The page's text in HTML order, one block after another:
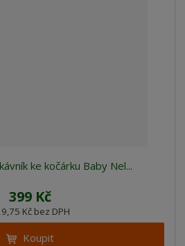
ke kočárku Baby Nel...
399 Kč
Kč bez DPH
Koupit